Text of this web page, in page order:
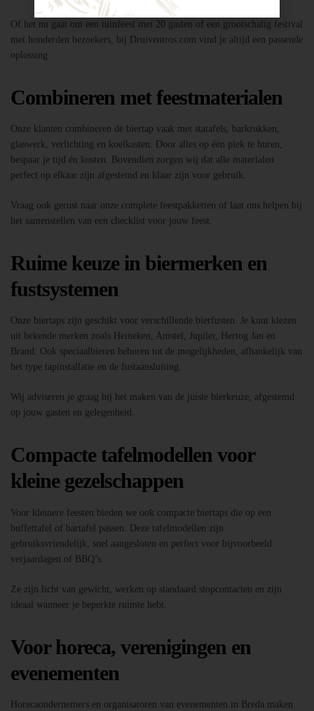
Of het nu gaat om een tuinfeest met 20 gasten of een grootschalig festival
met honderden bezoekers, bij Druiventros.com vind je altijd een passende
oplossing.
Combineren met feestmaterialen
Onze klanten combineren de biertap vaak met statafels, barkrukken,
glaswerk, verlichting en koelkasten. Door alles op één plek te huren,
bespaar je tijd én kosten. Bovendien zorgen wij dat alle materialen
perfect op elkaar zijn afgestemd en klaar zijn voor gebruik.
Vraag ook gerust naar onze complete feestpakketten of laat ons helpen bij
het samenstellen van een checklist voor jouw feest.
Ruime keuze in biermerken en
fustsystemen
Onze biertaps zijn geschikt voor verschillende bierfusten. Je kunt kiezen
uit bekende merken zoals Heineken, Amstel, Jupiler, Hertog Jan en
Brand. Ook speciaalbieren behoren tot de mogelijkheden, afhankelijk van
het type tapinstallatie en de fustaansluiting.
Wij adviseren je graag bij het maken van de juiste bierkeuze, afgestemd
op jouw gasten en gelegenheid.
Compacte tafelmodellen voor
kleine gezelschappen
Voor kleinere feesten bieden we ook compacte biertaps die op een
buffettafel of bartafel passen. Deze tafelmodellen zijn
gebruiksvriendelijk, snel aangesloten en perfect voor bijvoorbeeld
verjaardagen of BBQ’s.
Ze zijn licht van gewicht, werken op standaard stopcontacten en zijn
ideaal wanneer je beperkte ruimte hebt.
Voor horeca, verenigingen en
evenementen
Horecaondernemers en organisatoren van evenementen in Breda maken